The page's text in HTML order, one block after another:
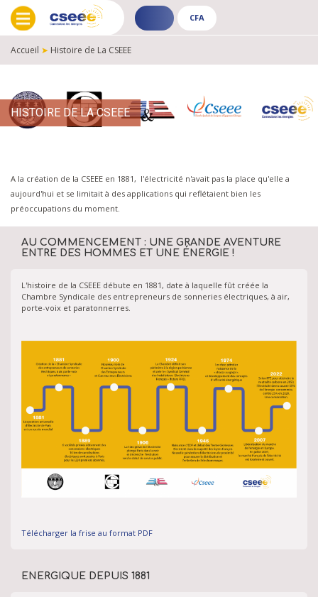
ADHÉRENT
PUBLIC
CFA
PUBLIC
CFA
Accueil ➤ Histoire de La CSEEE
HISTOIRE DE LA CSEEE
A la création de la CSEEE en 1881, l'électricité n'avait pas la place qu'elle a
aujourd'hui et se limitait à des applications qui reflétaient bien les
préoccupations du moment.
AU COMMENCEMENT : UNE GRANDE AVENTURE
ENTRE DES HOMMES ET UNE ÉNERGIE !
L'histoire de la CSEEE débute en 1881, date à laquelle fût créée la
Chambre Syndicale des entrepreneurs de sonneries électriques, à air,
porte-voix et paratonnerres.
Télécharger la frise au format PDF
ENERGIQUE DEPUIS 1881